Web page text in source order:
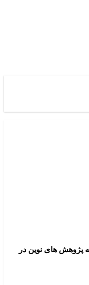
پژوهش های نوین در